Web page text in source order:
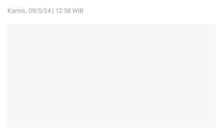
Kamis, 09/5/24 | 12:58 WIB